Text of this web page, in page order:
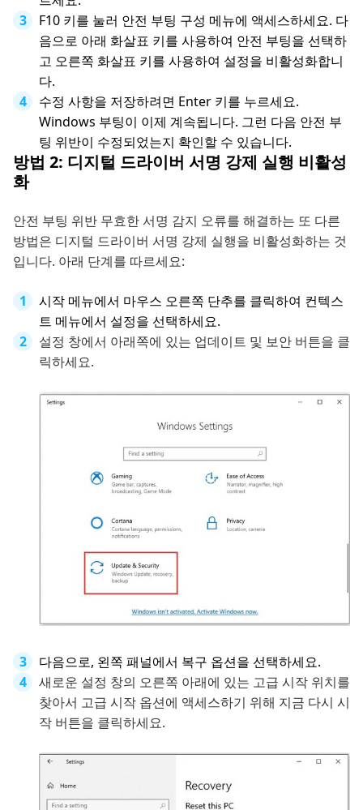
F10 키를 눌러 안전 부팅 구성 메뉴에 액세스하세요. 다
음으로 아래 화살표 키를 사용하여 안전 부팅을 선택하
고 오른쪽 화살표 키를 사용하여 설정을 비활성화합니
다.
수정 사항을 저장하려면 Enter 키를 누르세요.
Windows 부팅이 이제 계속됩니다. 그런 다음 안전 부
팅 위반이 수정되었는지 확인할 수 있습니다.
방법 2: 디지털 드라이버 서명 강제 실행 비활성
화
안전 부팅 위반 무효한 서명 감지 오류를 해결하는 또 다른
방법은 디지털 드라이버 서명 강제 실행을 비활성화하는 것
입니다. 아래 단계를 따르세요:
시작 메뉴에서 마우스 오른쪽 단추를 클릭하여 컨텍스
트 메뉴에서 설정을 선택하세요.
설정 창에서 아래쪽에 있는 업데이트 및 보안 버튼을 클
릭하세요.
다음으로, 왼쪽 패널에서 복구 옵션을 선택하세요.
새로운 설정 창의 오른쪽 아래에 있는 고급 시작 위치를
찾아서 고급 시작 옵션에 액세스하기 위해 지금 다시 시
작 버튼을 클릭하세요.